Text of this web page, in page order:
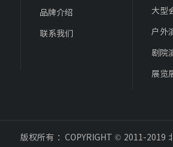
品牌介绍
联系我们
大型
户外
剧院
展览
版权所有 ：COPYRIGHT © 2011-2019